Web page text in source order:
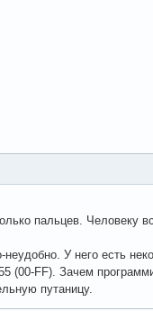
пальцев. Человеку
У него есть
(00-FF). Зачем
путаницу.